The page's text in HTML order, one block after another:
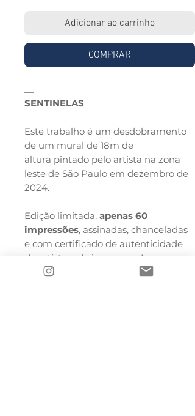
Adicionar ao carrinho
COMPRAR
SENTINELAS
Este trabalho é um desdobramento
de um mural de 18m de
altura pintado pelo artista na zona
leste de São Paulo em dezembro de
2024.
Edição limitada, apenas 60
impressões, assinadas, chanceladas
e com certificado de autenticidade
do artista e do impressor. Impresso
com pigmentos minerais em papel